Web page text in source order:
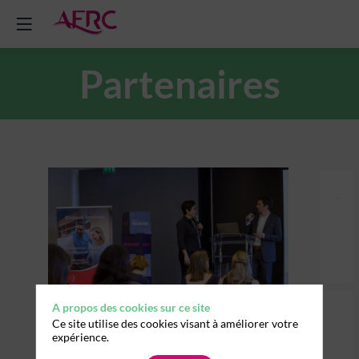
Partenaires
Merci à tous nos
A propos des cookies sur ce site
Ce site utilise des cookies visant à améliorer votre
expérience.